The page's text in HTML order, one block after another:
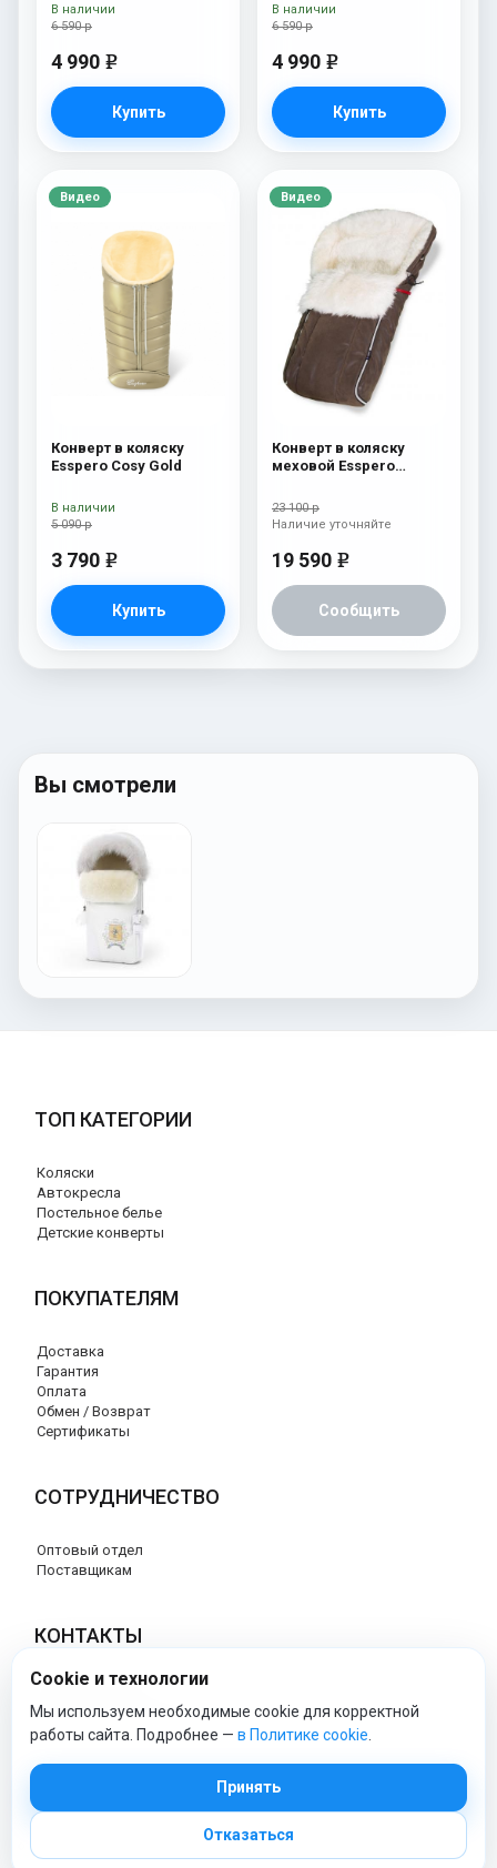
6 590 р
4 990 e
Купить
В наличии
6 590 р
4 990 e
Купить
В наличии
Видео
Конверт в коляску
Esspero Cosy Gold
5 090 р
3 790 e
Купить
В наличии
Видео
Конверт в коляску
меховой Esspero
(натуральная овчина)
Nubuck
23 100 р
19 590 e
Сообщить
Наличие уточняйте
Вы смотрели
ТОП КАТЕГОРИИ
Коляски
Автокресла
Постельное белье
Детские конверты
ПОКУПАТЕЛЯМ
Доставка
Гарантия
Оплата
Обмен / Возврат
Сертификаты
СОТРУДНИЧЕСТВО
Оптовый отдел
Поставщикам
КОНТАКТЫ
8 (800) 707-76-34
info@esspero-market.ru
© 2026 Esspero-market.ru
Политика обработки персональных данных
| Политика cookie
Cookie и технологии
Мы используем необходимые cookie для корректной
работы сайта. Подробнее — в Политике cookie
Принять
Отказаться